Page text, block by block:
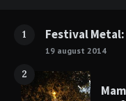
1 Festival
19 august 2014
2